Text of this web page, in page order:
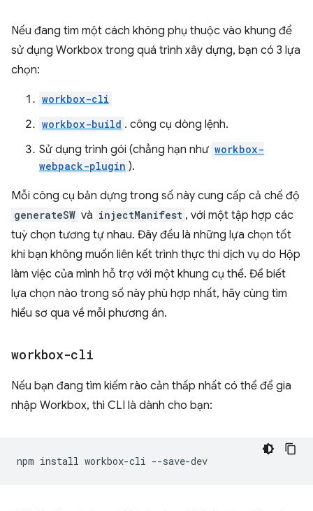
Nếu đang tìm một cách không phụ thuộc vào khung để
sử dụng Workbox trong quá trình xây dựng, bạn có 3 lựa
chọn:
workbox-cli
workbox-build . công cụ dòng lệnh.
Sử dụng trình gói (chẳng hạn như workbox-
webpack-plugin ).
Mỗi công cụ bản dựng trong số này cung cấp cả chế độ
generateSW và injectManifest , với một tập hợp các
tuỳ chọn tương tự nhau. Đây đều là những lựa chọn tốt
khi bạn không muốn liên kết trình thực thi dịch vụ do Hộp
làm việc của mình hỗ trợ với một khung cụ thể. Để biết
lựa chọn nào trong số này phù hợp nhất, hãy cùng tìm
hiểu sơ qua về mỗi phương án.
workbox-cli
Nếu bạn đang tìm kiếm rào cản thấp nhất có thể để gia
nhập Workbox, thì CLI là dành cho bạn:
npm install workbox-cli